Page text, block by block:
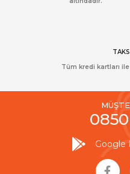
Tüm kredi kartları
Google